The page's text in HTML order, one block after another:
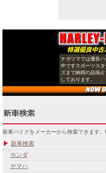
ナガツマでは優良
中ですスポーツス
ズまで納得の品揃
しております。
新車バイクをメーカーから検索できます
新車検索
ホンダ
ヤマハ